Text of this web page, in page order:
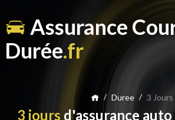
Assurance
Durée.fr
/ Duree / 3 Jours
3 jours d'assurance